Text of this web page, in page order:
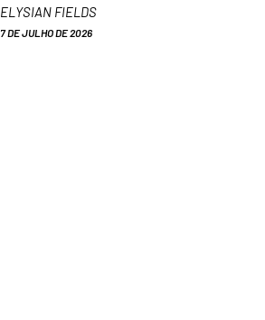
ELYSIAN FIELDS
7 DE JULHO DE 2026